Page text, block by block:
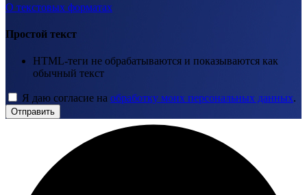
О текстовых форматах
Простой текст
HTML-теги не обрабатываются и показываются как
обычный текст
Я даю согласие на обработку моих персональных данных.
Отправить